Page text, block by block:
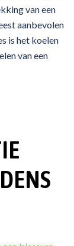
van een
aanbevolen
is het koelen
van een